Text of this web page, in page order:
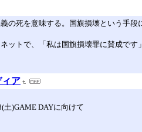
死を意味する。国旗損壊という手段
ットで、「私は国旗損壊罪に賛成で
ィア
土)GAME DAYに向けて